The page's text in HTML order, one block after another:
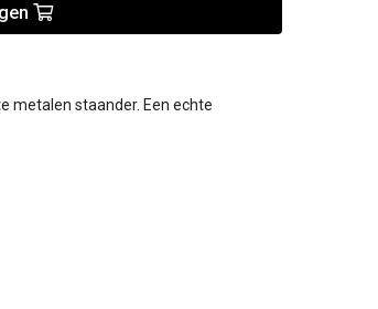
metalen staander. Een echte